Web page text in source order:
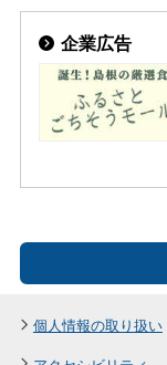
企業広告
個人情報の取り扱い